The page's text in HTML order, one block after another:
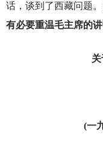
话，谈到了西藏问题。
有必要重温毛主席的讲
(一